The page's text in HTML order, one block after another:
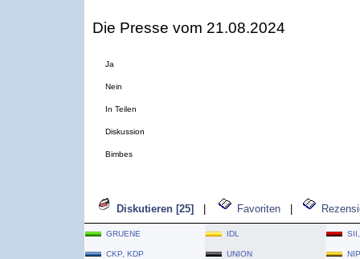
Die Presse vom 21.08.2024
Ja
Nein
In Teilen
Diskussion
Bimbes
Diskutieren [25] Favoriten
GRUENE IDL
CKP, KDP UNION NIP